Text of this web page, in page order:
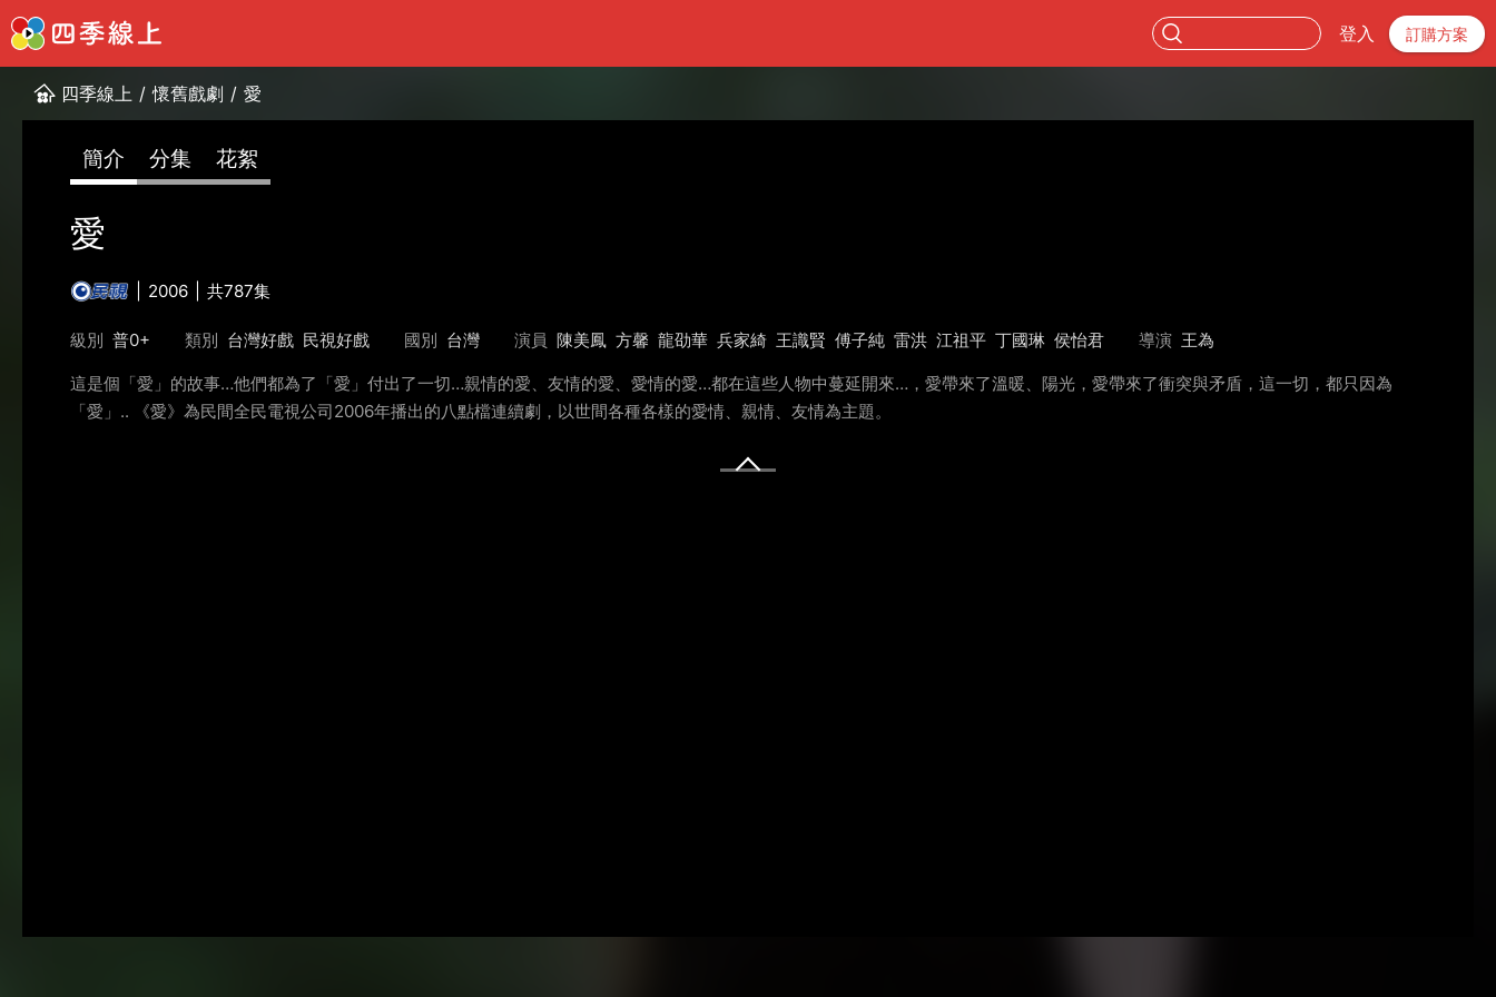
登入 訂購方案
四季線上 / 懷舊戲劇 / 愛
簡介 分集 花絮
愛
2006 共787集
級別 普0+ 類別 台灣好戲 民視好戲 國別 台灣 演員 陳美鳳 方馨 龍劭華 兵家綺 王識賢 傅子純 雷洪 江祖平 丁國琳 侯怡君 導演 王為
這是個「愛」的故事…他們都為了「愛」付出了一切…親情的愛、友情的愛、愛情的愛…都在這些人物中蔓延開來…，愛帶來了溫暖、陽光，愛帶來了衝突與矛盾，這一切，都只因為
「愛」.. 《愛》為民間全民電視公司2006年播出的八點檔連續劇，以世間各種各樣的愛情、親情、友情為主題。